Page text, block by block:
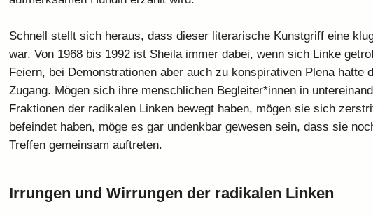
Schnell stellt sich heraus, dass dieser literarische Kunstgriff eine
war. Von 1968 bis 1992 ist Sheila immer dabei, wenn sich Linke
Feiern, bei Demonstrationen aber auch zu konspirativen Plena hatte
Zugang. Mögen sich ihre menschlichen Begleiter*innen in
Fraktionen der radikalen Linken bewegt haben, mögen sie sich
befeindet haben, möge es gar undenkbar gewesen sein, dass sie
Treffen gemeinsam auftreten.
Irrungen und Wirrungen der radikalen Linken